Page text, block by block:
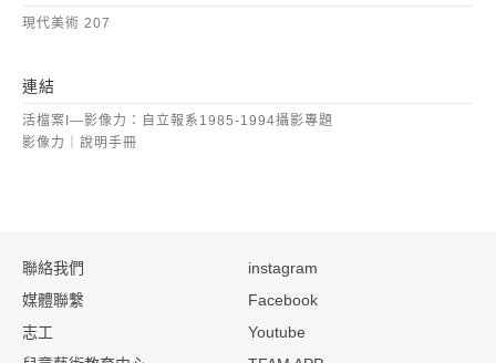
現代美術 207
連結
活檔案I—影像力：自立報系1985-1994攝影專題
影像力｜說明手冊
聯絡我們
媒體聯繫
志工
instagram
Facebook
Youtube